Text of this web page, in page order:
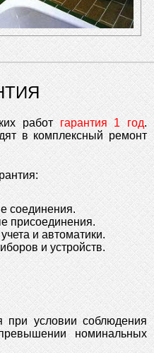
работ гарантия 1 год.
в комплексный ремонт
соединения.
присоединения.
и автоматики.
и устройств.
при условии соблюдения
номинальных